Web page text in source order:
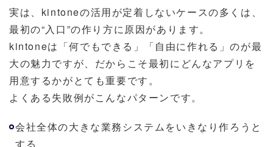
実は、kintoneの活用が定着しないケースの多くは、
最初の“入口”の作り方に原因があります。
kintoneは「何でもできる」「自由に作れる」のが最
大の魅力ですが、だからこそ最初にどんなアプリを
用意するかがとても重要です。
よくある失敗例がこんなパターンです。
会社全体の大きな業務システムをいきなり作ろうと
する